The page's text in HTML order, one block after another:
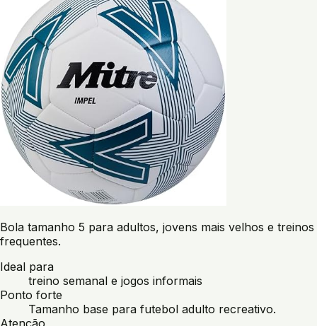
Bola tamanho 5 para adultos, jovens mais velhos e treinos
frequentes.
Ideal para
treino semanal e jogos informais
Ponto forte
Tamanho base para futebol adulto recreativo.
Atenção